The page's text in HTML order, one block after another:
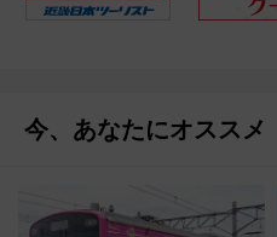
今、あなたにオススメ